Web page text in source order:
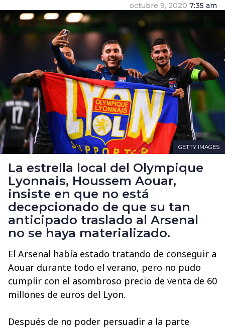
octubre 9, 2020 7:35 am
GETTY IMAGES
La estrella local del Olympique
Lyonnais, Houssem Aouar,
insiste en que no está
decepcionado de que su tan
anticipado traslado al Arsenal
no se haya materializado.
El Arsenal había estado tratando de conseguir a
Aouar durante todo el verano, pero no pudo
cumplir con el asombroso precio de venta de 60
millones de euros del Lyon.
Después de no poder persuadir a la parte